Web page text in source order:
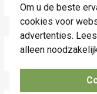
Om u de beste
cookies voor
advertenties.
alleen
Specificatie
Kleur
Breedte